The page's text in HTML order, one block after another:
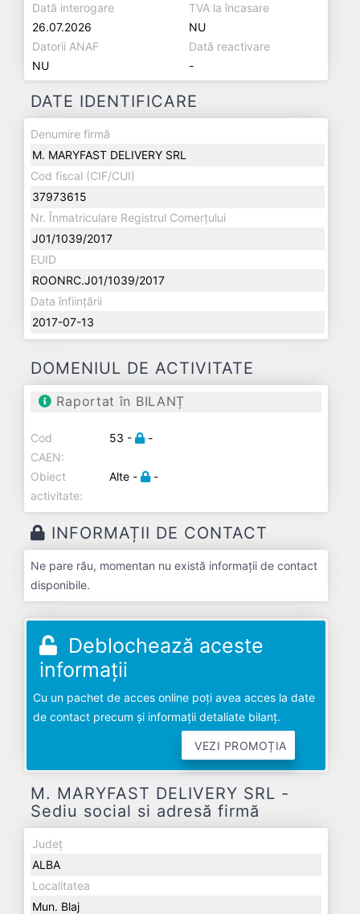
Dată interogare
26.07.2026
TVA la încasare
NU
Datorii ANAF
NU
Dată reactivare
-
DATE IDENTIFICARE
Denumire firmă
M. MARYFAST DELIVERY SRL
Cod fiscal (CIF/CUI)
37973615
Nr. Înmatriculare Registrul Comerțului
J01/1039/2017
EUID
ROONRC.J01/1039/2017
Data înființării
2017-07-13
DOMENIUL DE ACTIVITATE
Raportat în BILANȚ
Cod
CAEN:
53 - -
Obiect
activitate:
Alte - -
INFORMAȚII DE CONTACT
Ne pare rău, momentan nu există informații de contact
disponibile.
Deblochează aceste
informații
Cu un pachet de acces online poți avea acces la date
de contact precum și informații detaliate bilanț.
VEZI PROMOȚIA
M. MARYFAST DELIVERY SRL -
Sediu social si adresă firmă
Județ
ALBA
Localitatea
Mun. Blaj